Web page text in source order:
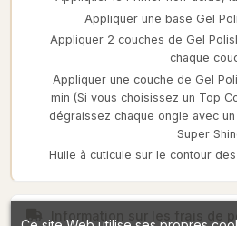
Appliquer une base Gel
Appliquer 2 couches de Gel
chaque
Appliquer une couche de Gel
min (Si vous choisissez un Top
dégraissez chaque ongle avec
Super
Huile à cuticule sur le contour